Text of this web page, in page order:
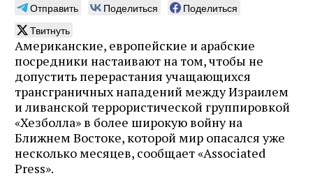
Отправить Поделиться
Поделиться
Твитнуть
Американские, европейские и арабские
посредники настаивают на том, чтобы не
допустить перерастания учащающихся
трансграничных нападений между Израилем
и ливанской террористической группировкой
«Хезболла» в более широкую войну на
Ближнем Востоке, которой мир опасался уже
несколько месяцев, сообщает «Associated
Press».